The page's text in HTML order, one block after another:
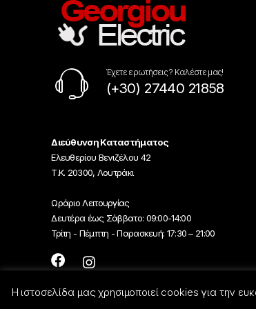
Έχετε ερωτήσεις ? Καλέστε μας!
(+30) 27440 21858
Διεύθυνση Καταστήματος
Ελευθερίου Βενιζέλου 42
Τ.Κ. 20300, Λουτράκι
Ωράριο Λειτουργίας
Δευτέρα έως Σάββατο: 09:00-14:00
Τρίτη - Πέμπτη - Παρασκευή: 17:30 – 21:00
Η ιστοσελίδα μας χρησιμοποιεί cookies για την